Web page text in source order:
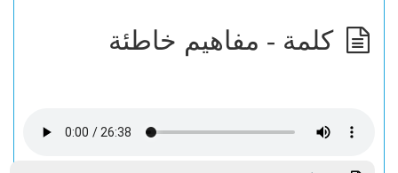
كلمة - مفاهيم خاطئة